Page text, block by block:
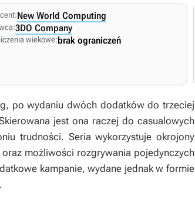
New World Computing
3DO Company
wiekowe:brak ograniczeń
po wydaniu dwóch dodatków do trzeciej
jest ona raczej do casualowych
trudności. Seria wykorzystuje okrojony
możliwości rozgrywania pojedynczych
kampanie, wydane jednak w formie